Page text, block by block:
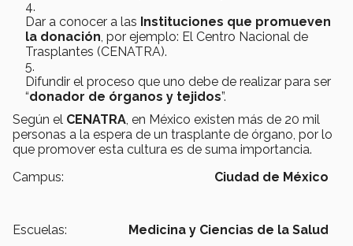
Dar a conocer a las Instituciones que promueven
la donación , por ejemplo: El Centro Nacional de
Trasplantes (CENATRA).
Difundir el proceso que uno debe de realizar para ser
“donador de órganos y tejidos”.
Según el CENATRA , en México existen más de 20 mil
personas a la espera de un trasplante de órgano, por lo
que promover esta cultura es de suma importancia.
Campus:
Ciudad de México
Escuelas: Medicina y Ciencias de la Salud